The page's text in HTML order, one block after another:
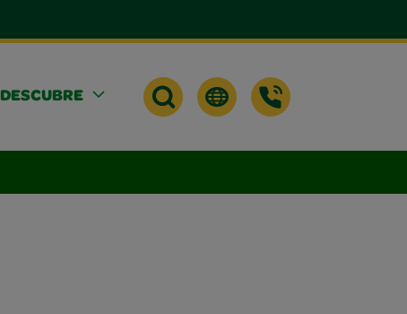
DESCUBRE